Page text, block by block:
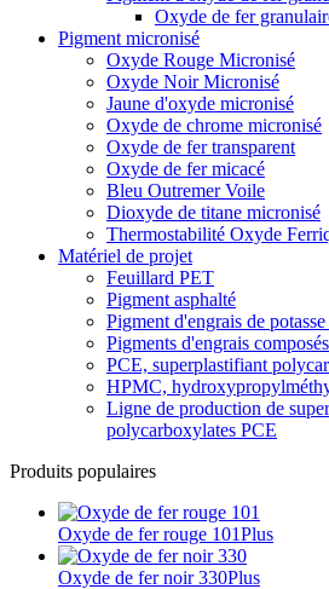
Oxyde de fer
Pigment micronisé
Oxyde Rouge Micronisé
Oxyde Noir Micronisé
Jaune d'oxyde micronisé
Oxyde de chrome micronisé
Oxyde de fer transparent
Oxyde de fer micacé
Bleu Outremer Voile
Dioxyde de titane micronisé
Thermostabilité Oxyde
Matériel de projet
Feuillard PET
Pigment asphalté
Pigment d'engrais de
Pigments d'engrais composés
PCE, superplastifiant
HPMC,
Ligne de production de
polycarboxylates PCE
Produits populaires
Oxyde de fer rouge 101Plus
Oxyde de fer noir 330Plus